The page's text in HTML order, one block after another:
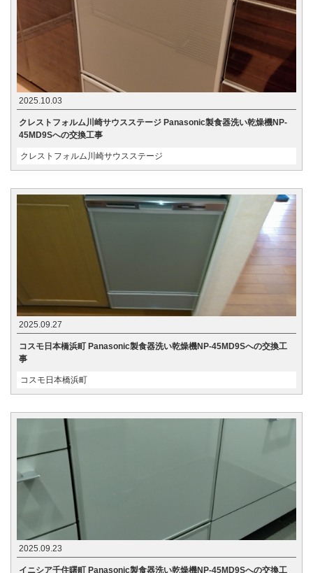
2025.10.03
クレストフォルム川崎サウスステージ Panasonic製食器洗い乾燥機NP-
45MD9Sへの交換工事
クレストフォルム川崎サウスステージ
2025.09.27
コスモ日本橋浜町 Panasonic製食器洗い乾燥機NP-45MD9Sへの交換工
事
コスモ日本橋浜町
2025.09.23
イニシア千住曙町 Panasonic製食器洗い乾燥機NP-45MD9Sへの交換工